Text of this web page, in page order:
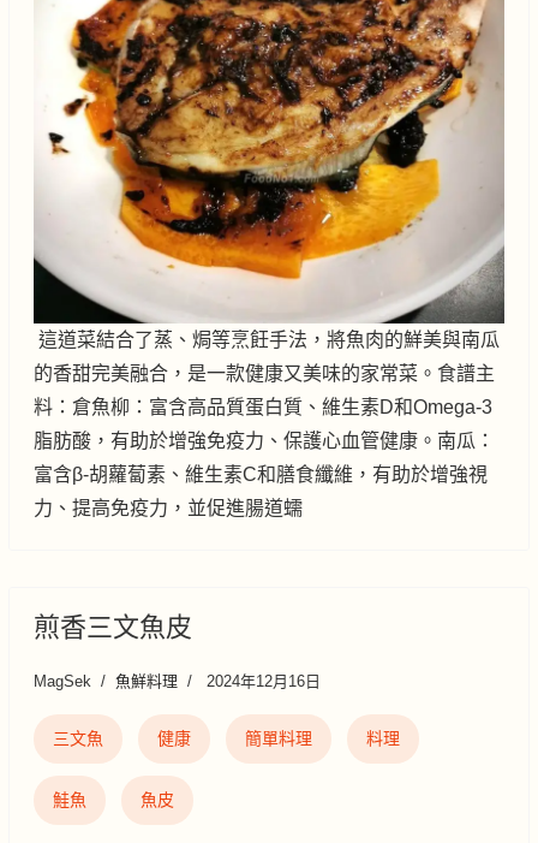
這道菜結合了蒸、焗等烹飪手法，將魚肉的鮮美與南瓜
的香甜完美融合，是一款健康又美味的家常菜。食譜主
料：倉魚柳：富含高品質蛋白質、維生素D和Omega-3
脂肪酸，有助於增強免疫力、保護心血管健康。南瓜：
富含β-胡蘿蔔素、維生素C和膳食纖維，有助於增強視
力、提高免疫力，並促進腸道蠕
煎香三文魚皮
MagSek 魚鮮料理 2024年12月16日
三文魚 健康 簡單料理 料理
鮭魚 魚皮